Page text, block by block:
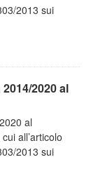
2013 sui
2020 al
al
all’articolo
2013 sui